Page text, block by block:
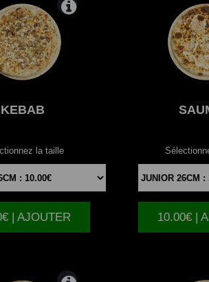
KEBAB
la taille
| AJOUTER 10.00€ |